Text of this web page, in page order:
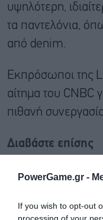
PowerGame.gr -
If you wish to opt-out
υψηλότερη,
τα παντελόνια,
από denim.
Εκπρόσωποι της
αίτημα του CNBC
πιθανή
Διαβάστε επίσης